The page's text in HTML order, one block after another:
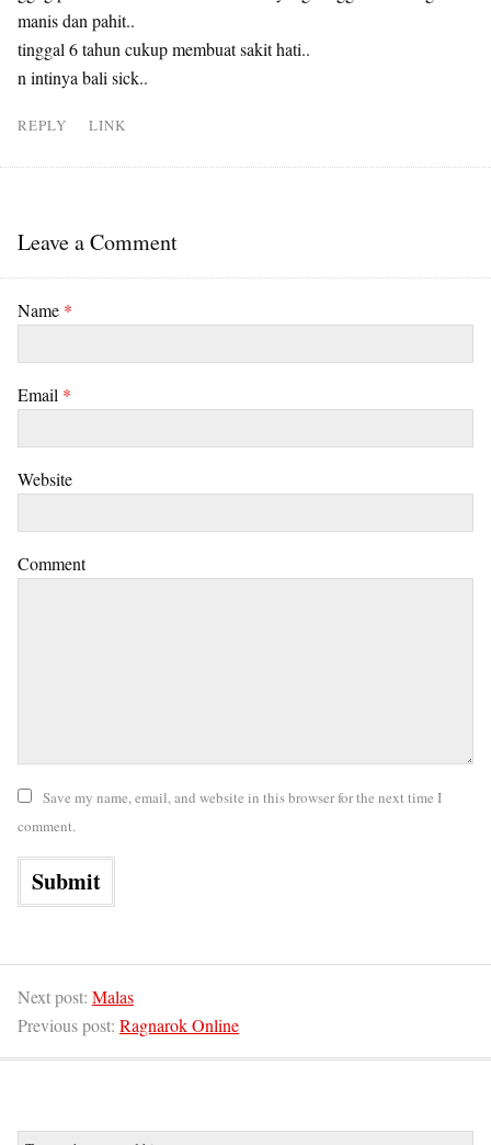
manis dan pahit..
tinggal 6 tahun cukup membuat sakit hati..
n intinya bali sick..
REPLY LINK
Leave a Comment
Name *
Email *
Website
Comment
Save my name, email, and website in this browser for the next time I
comment.
Next post: Malas
Previous post: Ragnarok Online